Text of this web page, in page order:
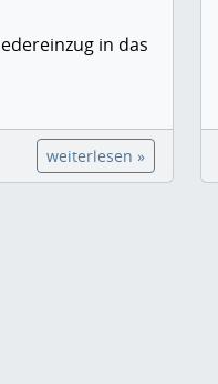
in das
weiterlesen »